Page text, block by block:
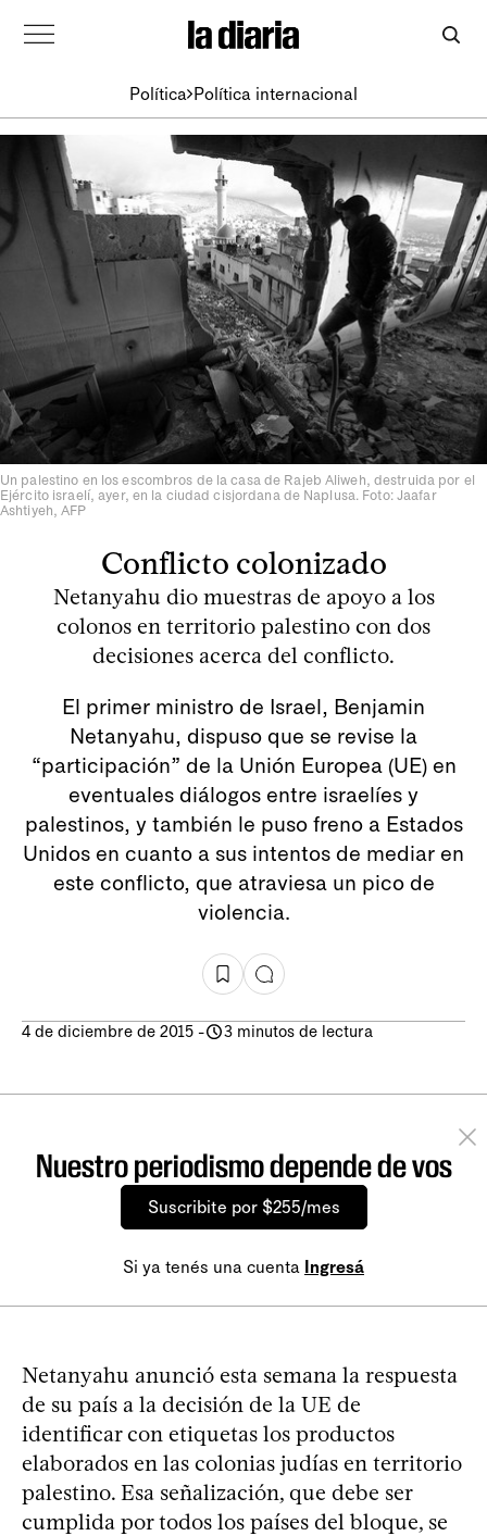
Política Política internacional
Un palestino en los escombros de la casa de Rajeb Aliweh, destruida por el
Ejército israelí, ayer, en la ciudad cisjordana de Naplusa. Foto: Jaafar
Ashtiyeh, AFP
Conflicto colonizado
Netanyahu dio muestras de apoyo a los
colonos en territorio palestino con dos
decisiones acerca del conflicto.
El primer ministro de Israel, Benjamin
Netanyahu, dispuso que se revise la
“participación” de la Unión Europea (UE) en
eventuales diálogos entre israelíes y
palestinos, y también le puso freno a Estados
Unidos en cuanto a sus intentos de mediar en
este conflicto, que atraviesa un pico de
violencia.
4 de diciembre de 2015 - 3 minutos de lectura
Nuestro periodismo depende de vos
Suscribite por $255/mes
Si ya tenés una cuenta Ingresá
Netanyahu anunció esta semana la respuesta
de su país a la decisión de la UE de
identificar con etiquetas los productos
elaborados en las colonias judías en territorio
palestino. Esa señalización, que debe ser
cumplida por todos los países del bloque, se